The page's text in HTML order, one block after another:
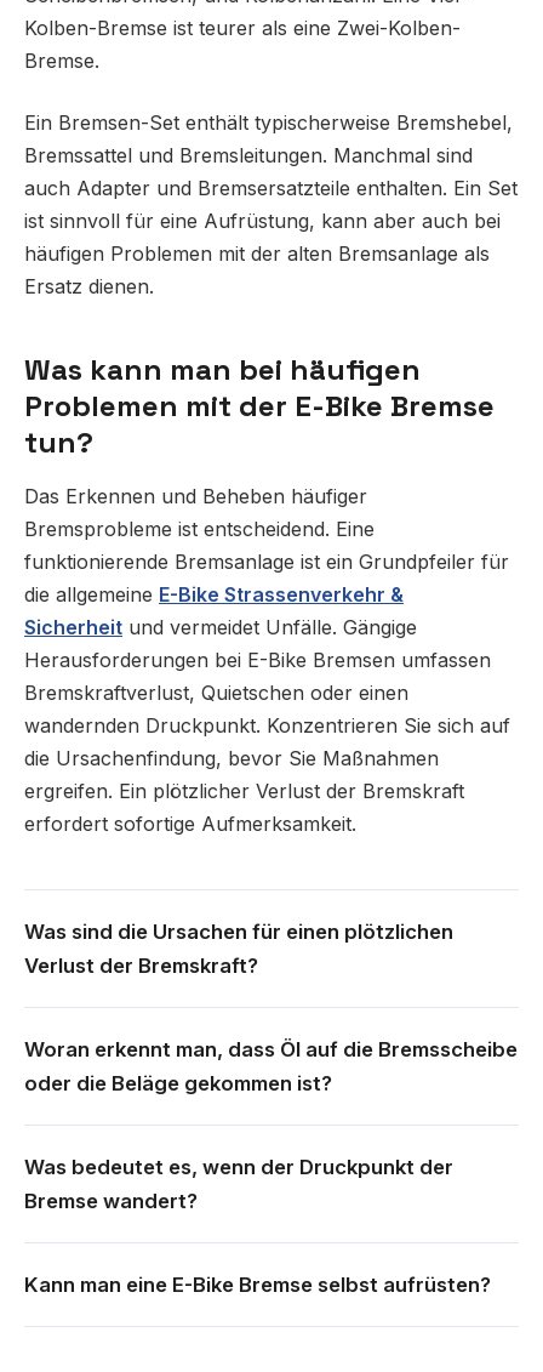
Kolben-Bremse ist teurer als eine Zwei-Kolben-
Bremse.
Ein Bremsen-Set enthält typischerweise Bremshebel,
Bremssattel und Bremsleitungen. Manchmal sind
auch Adapter und Bremsersatzteile enthalten. Ein Set
ist sinnvoll für eine Aufrüstung, kann aber auch bei
häufigen Problemen mit der alten Bremsanlage als
Ersatz dienen.
Was kann man bei häufigen
Problemen mit der E-Bike Bremse
tun?
Das Erkennen und Beheben häufiger
Bremsprobleme ist entscheidend. Eine
funktionierende Bremsanlage ist ein Grundpfeiler für
die allgemeine E-Bike Strassenverkehr &
Sicherheit und vermeidet Unfälle. Gängige
Herausforderungen bei E-Bike Bremsen umfassen
Bremskraftverlust, Quietschen oder einen
wandernden Druckpunkt. Konzentrieren Sie sich auf
die Ursachenfindung, bevor Sie Maßnahmen
ergreifen. Ein plötzlicher Verlust der Bremskraft
erfordert sofortige Aufmerksamkeit.
Was sind die Ursachen für einen plötzlichen
Verlust der Bremskraft?
Woran erkennt man, dass Öl auf die Bremsscheibe
oder die Beläge gekommen ist?
Was bedeutet es, wenn der Druckpunkt der
Bremse wandert?
Kann man eine E-Bike Bremse selbst aufrüsten?